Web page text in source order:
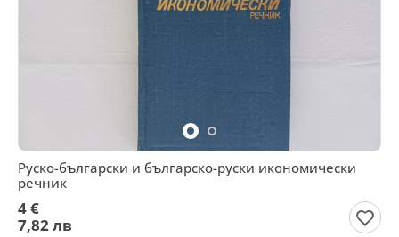
Руско-български и българско-руски икономически
речник
4 €
7,82 лв